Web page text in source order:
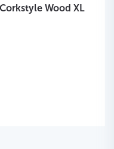
Wood XL